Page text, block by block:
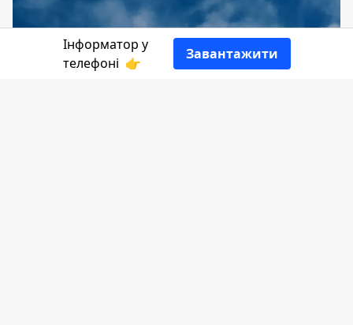
Інформатор у
телефоні 👉
Завантажити